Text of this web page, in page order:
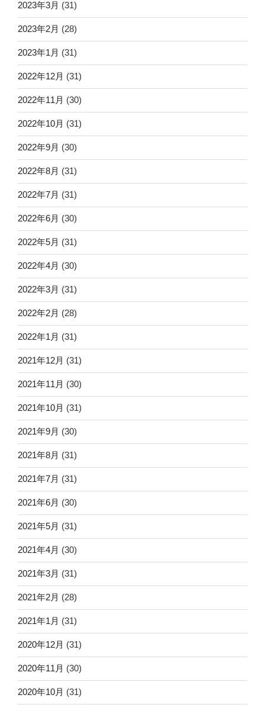
2023年3月 (31)
2023年2月 (28)
2023年1月 (31)
2022年12月 (31)
2022年11月 (30)
2022年10月 (31)
2022年9月 (30)
2022年8月 (31)
2022年7月 (31)
2022年6月 (30)
2022年5月 (31)
2022年4月 (30)
2022年3月 (31)
2022年2月 (28)
2022年1月 (31)
2021年12月 (31)
2021年11月 (30)
2021年10月 (31)
2021年9月 (30)
2021年8月 (31)
2021年7月 (31)
2021年6月 (30)
2021年5月 (31)
2021年4月 (30)
2021年3月 (31)
2021年2月 (28)
2021年1月 (31)
2020年12月 (31)
2020年11月 (30)
2020年10月 (31)